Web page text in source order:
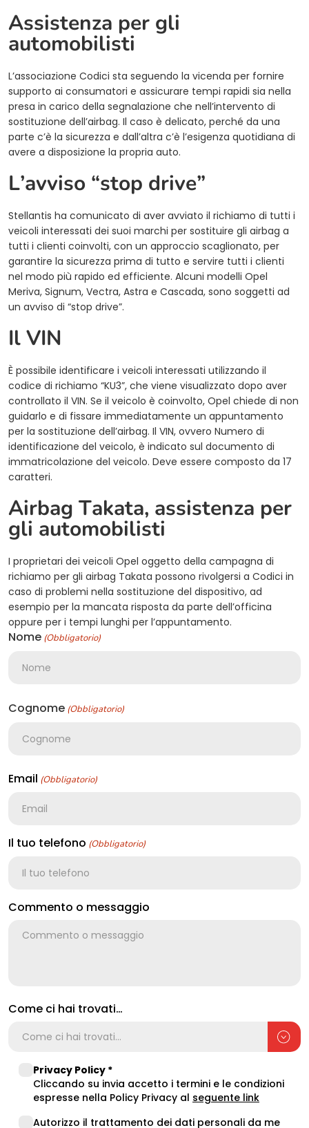
Assistenza per gli
automobilisti
L’associazione Codici sta seguendo la vicenda per fornire
supporto ai consumatori e assicurare tempi rapidi sia nella
presa in carico della segnalazione che nell’intervento di
sostituzione dell’airbag. Il caso è delicato, perché da una
parte c’è la sicurezza e dall’altra c’è l’esigenza quotidiana di
avere a disposizione la propria auto.
L’avviso “stop drive”
Stellantis ha comunicato di aver avviato il richiamo di tutti i
veicoli interessati dei suoi marchi per sostituire gli airbag a
tutti i clienti coinvolti, con un approccio scaglionato, per
garantire la sicurezza prima di tutto e servire tutti i clienti
nel modo più rapido ed efficiente. Alcuni modelli Opel
Meriva, Signum, Vectra, Astra e Cascada, sono soggetti ad
un avviso di “stop drive”.
Il VIN
È possibile identificare i veicoli interessati utilizzando il
codice di richiamo “KU3”, che viene visualizzato dopo aver
controllato il VIN. Se il veicolo è coinvolto, Opel chiede di non
guidarlo e di fissare immediatamente un appuntamento
per la sostituzione dell’airbag. Il VIN, ovvero Numero di
identificazione del veicolo, è indicato sul documento di
immatricolazione del veicolo. Deve essere composto da 17
caratteri.
Airbag Takata, assistenza per
gli automobilisti
I proprietari dei veicoli Opel oggetto della campagna di
richiamo per gli airbag Takata possono rivolgersi a Codici in
caso di problemi nella sostituzione del dispositivo, ad
esempio per la mancata risposta da parte dell’officina
oppure per i tempi lunghi per l’appuntamento.
Nome (Obbligatorio)
Cognome (Obbligatorio)
Email (Obbligatorio)
Il tuo telefono (Obbligatorio)
Commento o messaggio
Come ci hai trovati…
Privacy
Policy
Privacy Policy *
Cliccando su invia accetto i termini e le condizioni
espresse nella Policy Privacy al seguente link(opens in
Data
Autorizzo il trattamento dei dati personali da me